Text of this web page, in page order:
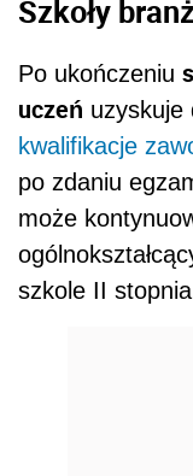
Szkoły
Po ukończeniu
uczeń uzyskuje
kwalifikacje
po zdaniu
może
szkole II